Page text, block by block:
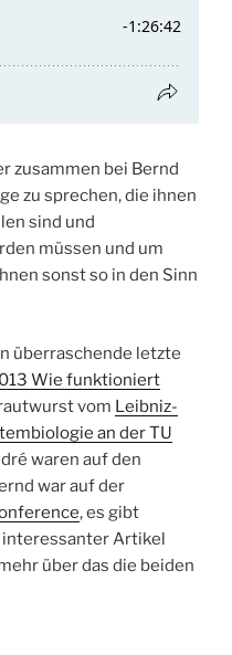
zusammen bei Bernd
zu sprechen, die ihnen
sind und
müssen und um
sonst so in den Sinn
überraschende letzte
Wie funktioniert
vom Leibniz-
an der TU
waren auf den
war auf der
, es gibt
interessanter Artikel
über das die beiden